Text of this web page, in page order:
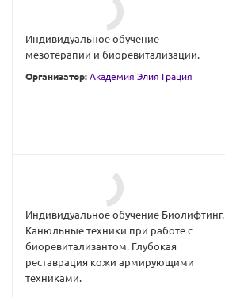
Индивидуальное обучение
мезотерапии и биоревитализации.
Организатор: Академия Элия Грация
Индивидуальное обучение Биолифтинг.
Канюльные техники при работе с
биоревитализантом. Глубокая
реставрация кожи армирующими
техниками.